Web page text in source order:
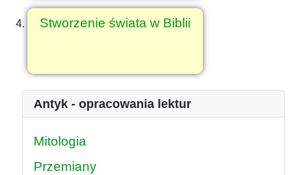
Stworzenie świata w Biblii
Antyk - opracowania lektur
Mitologia
Przemiany